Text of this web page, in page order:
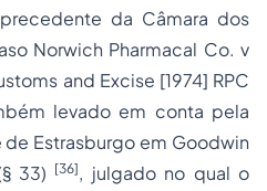
da Câmara dos
Norwich Pharmacal Co. v
and Excise [1974] RPC
levado em conta pela
Estrasburgo em Goodwin
33) [36], julgado no qual o